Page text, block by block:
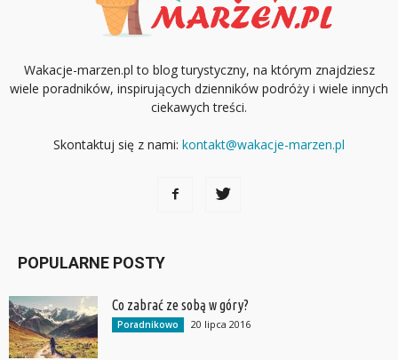
Wakacje-marzen.pl to blog turystyczny, na którym znajdziesz
wiele poradników, inspirujących dzienników podróży i wiele innych
ciekawych treści.
Skontaktuj się z nami: kontakt@wakacje-marzen.pl
POPULARNE POSTY
Co zabrać ze sobą w góry?
Poradnikowo 20 lipca 2016